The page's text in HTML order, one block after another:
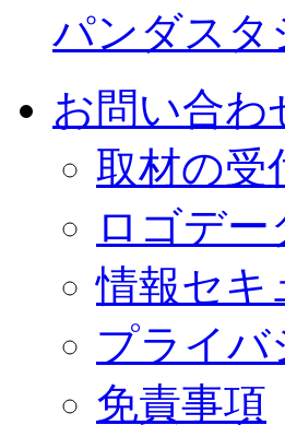
パンダスタ
お問い合わ
取材の受
ロゴデ
情報セキ
プライバ
免責事項